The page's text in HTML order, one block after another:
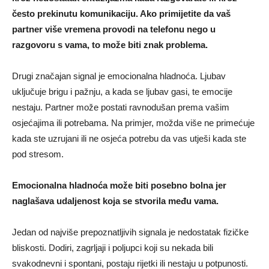
često prekinutu komunikaciju. Ako primijetite da vaš
partner više vremena provodi na telefonu nego u
razgovoru s vama, to može biti znak problema.
Drugi značajan signal je emocionalna hladnoća. Ljubav
uključuje brigu i pažnju, a kada se ljubav gasi, te emocije
nestaju. Partner može postati ravnodušan prema vašim
osjećajima ili potrebama. Na primjer, možda više ne primećuje
kada ste uzrujani ili ne osjeća potrebu da vas utješi kada ste
pod stresom.
Emocionalna hladnoća može biti posebno bolna jer
naglašava udaljenost koja se stvorila među vama.
Jedan od najviše prepoznatljivih signala je nedostatak fizičke
bliskosti. Dodiri, zagrljaji i poljupci koji su nekada bili
svakodnevni i spontani, postaju rijetki ili nestaju u potpunosti.